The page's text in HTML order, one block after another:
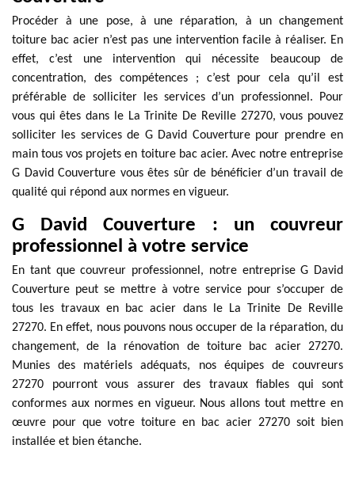
Procéder à une pose, à une réparation, à un changement
toiture bac acier n’est pas une intervention facile à réaliser. En
effet, c’est une intervention qui nécessite beaucoup de
concentration, des compétences ; c’est pour cela qu’il est
préférable de solliciter les services d’un professionnel. Pour
vous qui êtes dans le La Trinite De Reville 27270, vous pouvez
solliciter les services de G David Couverture pour prendre en
main tous vos projets en toiture bac acier. Avec notre entreprise
G David Couverture vous êtes sûr de bénéficier d’un travail de
qualité qui répond aux normes en vigueur.
G David Couverture : un couvreur
professionnel à votre service
En tant que couvreur professionnel, notre entreprise G David
Couverture peut se mettre à votre service pour s’occuper de
tous les travaux en bac acier dans le La Trinite De Reville
27270. En effet, nous pouvons nous occuper de la réparation, du
changement, de la rénovation de toiture bac acier 27270.
Munies des matériels adéquats, nos équipes de couvreurs
27270 pourront vous assurer des travaux fiables qui sont
conformes aux normes en vigueur. Nous allons tout mettre en
œuvre pour que votre toiture en bac acier 27270 soit bien
installée et bien étanche.